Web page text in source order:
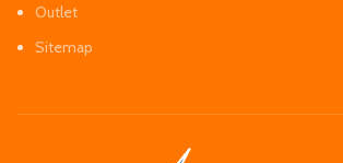
Outlet
Sitemap